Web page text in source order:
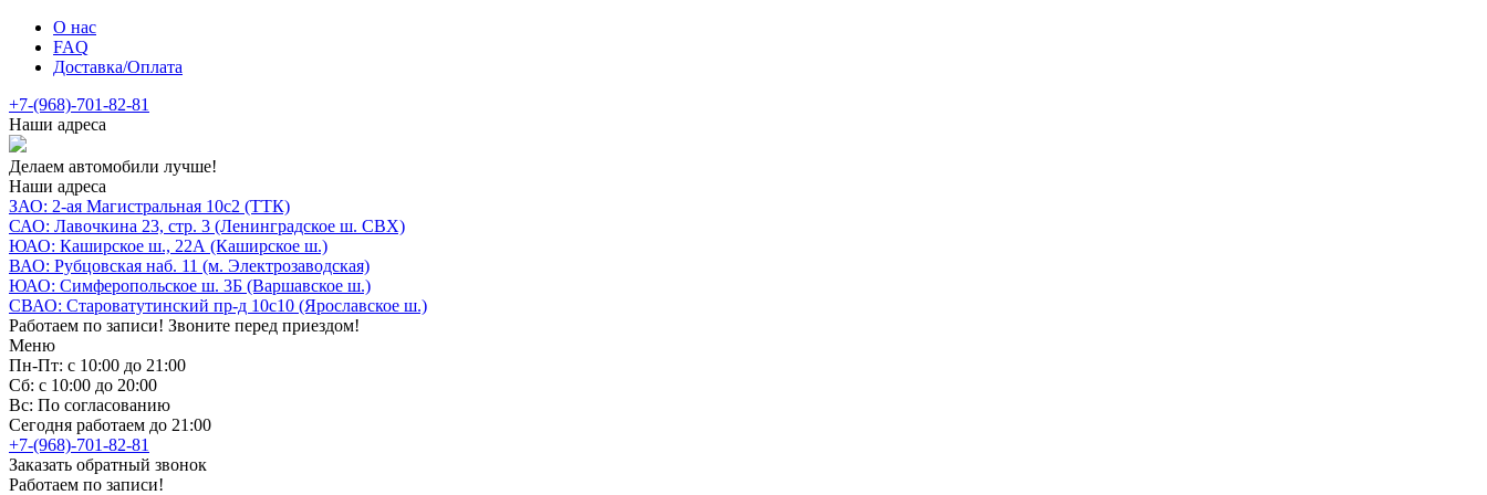
О нас
FAQ
Доставка/Оплата
+7-(968)-701-82-81
Наши адреса
Делаем автомобили лучше!
Наши адреса
ЗАО: 2-ая Магистральная 10с2 (ТТК)
САО: Лавочкина 23, стр. 3 (Ленинградское ш. СВХ)
ЮАО: Каширское ш., 22А (Каширское ш.)
ВАО: Рубцовская наб. 11 (м. Электрозаводская)
ЮАО: Симферопольское ш. 3Б (Варшавское ш.)
СВАО: Староватутинский пр-д 10с10 (Ярославское ш.)
Работаем по записи! Звоните перед приездом!
Меню
Пн-Пт: с 10:00 до 21:00
Сб: с 10:00 до 20:00
Вс: По согласованию
Сегодня работаем до 21:00
+7-(968)-701-82-81
Заказать обратный звонок
Работаем по записи!